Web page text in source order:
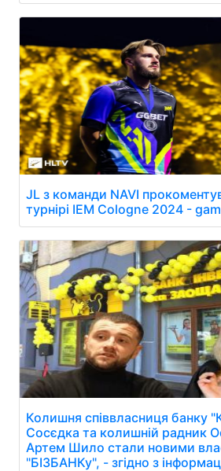
JL з команди NAVI
турнірі IEM Cologne 2024 -
Колишня співвласниця банку
Сосєдка та колишній радник
Артем Шило стали новими
"БІЗБАНКу", - згідно з